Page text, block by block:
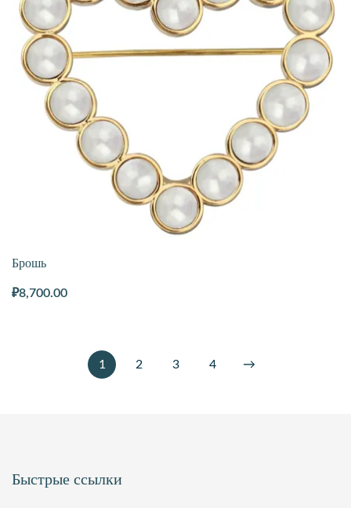
Брошь
₽8,700.00
1 2 3 4 →
Быстрые ссылки